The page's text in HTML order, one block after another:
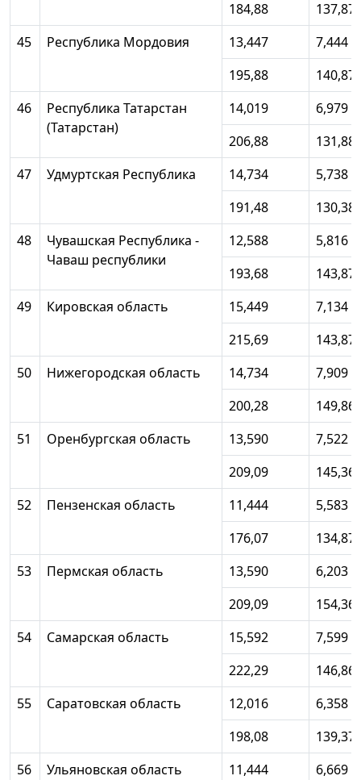
184,88
137,87
45
Республика Мордовия 13,447
7,444
195,88
140,87
46
Республика Татарстан
(Татарстан)
14,019
6,979
206,88
131,88
47
Удмуртская Республика 14,734
5,738
191,48
130,38
48
Чувашская Республика -
Чаваш республики
12,588
5,816
193,68
143,87
49
Кировская область 15,449
7,134
215,69
143,87
50
Нижегородская область 14,734
7,909
200,28
149,86
51
Оренбургская область 13,590
7,522
209,09
145,36
52
Пензенская область 11,444
5,583
176,07
134,87
53
Пермская область 13,590
6,203
209,09
154,36
54
Самарская область 15,592
7,599
222,29
146,86
55
Саратовская область 12,016
6,358
198,08
139,37
56
Ульяновская область 11,444
6,669